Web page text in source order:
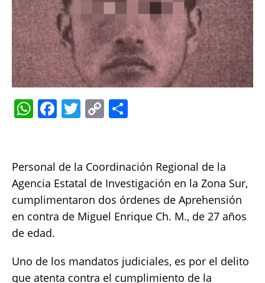
W
s
A
p
p
F
e
b
o
o
T
te
r
C
y
Li
n
k
re
Personal de la Coordinación Regional de la
Agencia Estatal de Investigación en la Zona Sur,
cumplimentaron dos órdenes de Aprehensión
en contra de Miguel Enrique Ch. M., de 27 años
de edad.
Uno de los mandatos judiciales, es por el delito
que atenta contra el cumplimiento de la